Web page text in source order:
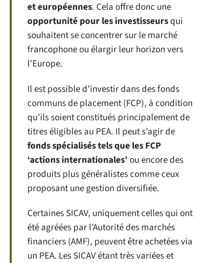
et européennes. Cela offre donc une
opportunité pour les investisseursqui
souhaitent se concentrer sur le marché
francophone ou élargir leur horizon vers
l’Europe.
Il est possible d’investir dans des fonds
communs de placement (FCP), à condition
qu’ils soient constitués principalement de
titres éligibles au PEA. Il peut s’agir de
fonds spécialisés tels que les FCP
‘actions internationales’ ou encore des
produits plus généralistes comme ceux
proposant une gestion diversifiée.
Certaines SICAV, uniquement celles qui ont
été agréées par l’Autorité des marchés
financiers (AMF), peuvent être achetées via
un PEA. Les SICAV étant très variées et